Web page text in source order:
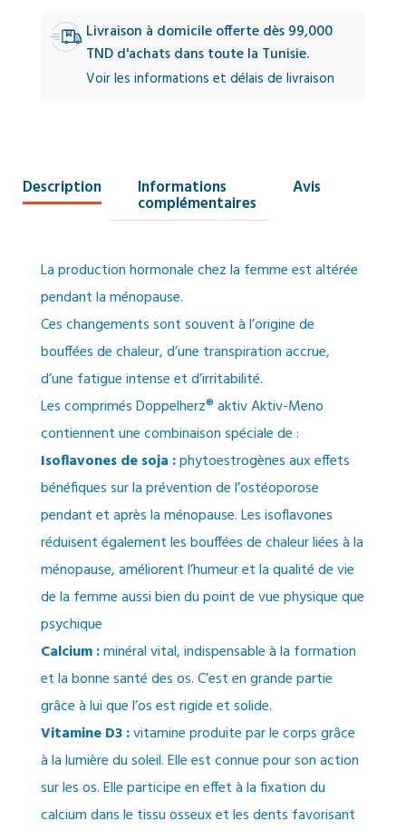
Livraison à domicile offerte dès 99,000
TND d'achats dans toute la Tunisie.
Voir les informations et délais de livraison
Description Informations
complémentaires
Avis
La production hormonale chez la femme est altérée
pendant la ménopause.
Ces changements sont souvent à l’origine de
bouffées de chaleur, d’une transpiration accrue,
d’une fatigue intense et d’irritabilité.
Les comprimés Doppelherz® aktiv Aktiv-Meno
contiennent une combinaison spéciale de :
Isoflavones de soja :phytoestrogènes aux effets
bénéfiques sur la prévention de l’ostéoporose
pendant et après la ménopause. Les isoflavones
réduisent également les bouffées de chaleur liées à la
ménopause, améliorent l’humeur et la qualité de vie
de la femme aussi bien du point de vue physique que
psychique
Calcium :minéral vital, indispensable à la formation
et la bonne santé des os. C’est en grande partie
grâce à lui que l’os est rigide et solide.
Vitamine D3 :vitamine produite par le corps grâce
à la lumière du soleil. Elle est connue pour son action
sur les os. Elle participe en effet à la fixation du
calcium dans le tissu osseux et les dents favorisant